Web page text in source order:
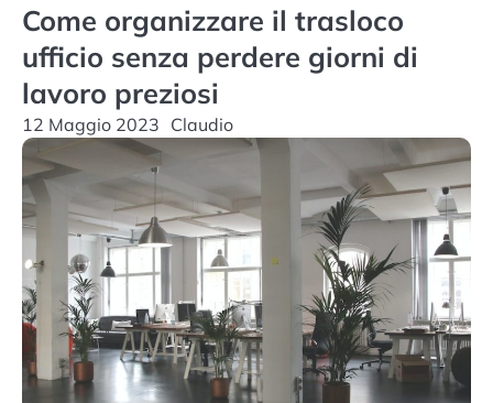
Come organizzare il trasloco
ufficio senza perdere giorni di
lavoro preziosi
12 Maggio 2023 Claudio